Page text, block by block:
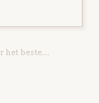
het beste…